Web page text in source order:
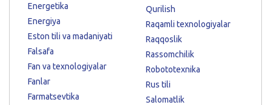
Energetika
Energiya
Eston tili va madaniyati
Falsafa
Fan va texnologiyalar
Fanlar
Farmatsevtika
Qurilish
Raqamli texnologiyalar
Raqqoslik
Rassomchilik
Robototexnika
Rus tili
Salomatlik